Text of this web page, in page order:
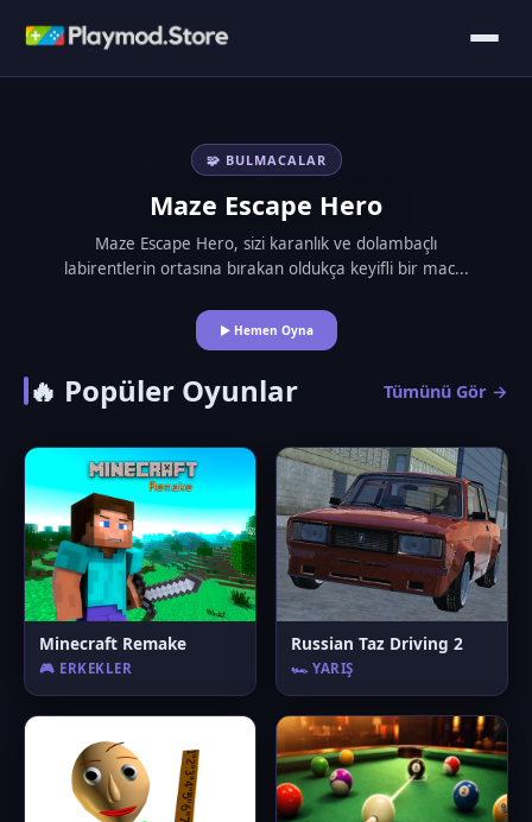
🧩 BULMACALAR
Maze Escape Hero
Maze Escape Hero, sizi karanlık ve dolambaçlı
labirentlerin ortasına bırakan oldukça keyifli bir mac...
▶ Hemen Oyna
🔥 Popüler Oyunlar Tümünü Gör →
Minecraft Remake
🎮 ERKEKLER
Russian Taz Driving 2
🏎️ YARIŞ